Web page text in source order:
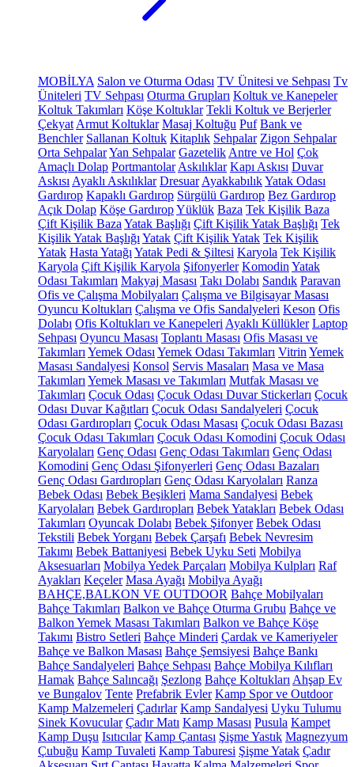
MOBİLYA Salon ve Oturma Odası TV Ünitesi ve Sehpası Tv
Üniteleri TV Sehpası Oturma Grupları Koltuk ve Kanepeler
Koltuk Takımları Köşe Koltuklar Tekli Koltuk ve Berjerler
Çekyat Armut Koltuklar Masaj Koltuğu Puf Bank ve
Benchler Sallanan Koltuk Kitaplık Sehpalar Zigon Sehpalar
Orta SehpalarYan Sehpalar Gazetelik Antre ve Hol Çok
Amaçlı Dolap Portmantolar Askılıklar Kapı Askısı Duvar
Askısı Ayaklı Askılıklar Dresuar AyakkabılıkYatak Odası
Gardırop Kapaklı Gardırop Sürgülü Gardırop Bez Gardırop
Açık Dolap Köşe GardıropYüklük Baza Tek Kişilik Baza
Çift Kişilik Baza Yatak Başlığı Çift Kişilik Yatak Başlığı Tek
Kişilik Yatak Başlığı Yatak Çift Kişilik Yatak Tek Kişilik
Yatak Hasta Yatağı Yatak Pedi & Şiltesi Karyola Tek Kişilik
Karyola Çift Kişilik Karyola Şifonyerler Komodin Yatak
Odası Takımları Makyaj Masası Takı Dolabı Sandık Paravan
Ofis ve Çalışma Mobilyaları Çalışma ve Bilgisayar Masası
Oyuncu Koltukları Çalışma ve Ofis Sandalyeleri Keson Ofis
Dolabı Ofis Koltukları ve Kanepeleri Ayaklı Küllükler Laptop
Sehpası Oyuncu Masası Toplantı Masası Ofis Masası ve
Takımları Yemek Odası Yemek Odası Takımları Vitrin Yemek
Masası Sandalyesi Konsol Servis Masaları Masa ve Masa
Takımları Yemek Masası ve Takımları Mutfak Masası ve
Takımları Çocuk Odası Çocuk Odası Duvar Stickerları Çocuk
Odası Duvar Kağıtları Çocuk Odası Sandalyeleri Çocuk
Odası Gardıropları Çocuk Odası Masası Çocuk Odası Bazası
Çocuk Odası Takımları Çocuk Odası Komodini Çocuk Odası
Karyolaları Genç Odası Genç Odası Takımları Genç Odası
Komodini Genç Odası Şifonyerleri Genç Odası Bazaları
Genç Odası Gardıropları Genç Odası Karyolaları Ranza
Bebek Odası Bebek Beşikleri Mama Sandalyesi Bebek
Karyolaları Bebek Gardıropları Bebek Yatakları Bebek Odası
Takımları Oyuncak Dolabı Bebek Şifonyer Bebek Odası
Tekstili Bebek Yorganı Bebek Çarşafı Bebek Nevresim
Takımı Bebek Battaniyesi Bebek Uyku Seti Mobilya
Aksesuarları Mobilya Yedek Parçaları Mobilya Kulpları Raf
Ayakları Keçeler Masa Ayağı Mobilya Ayağı
BAHÇE,BALKON VE OUTDOOR Bahçe Mobilyaları
Bahçe Takımları Balkon ve Bahçe Oturma Grubu Bahçe ve
Balkon Yemek Masası Takımları Balkon ve Bahçe Köşe
Takımı Bistro Setleri Bahçe Minderi Çardak ve Kameriyeler
Bahçe ve Balkon Masası Bahçe Şemsiyesi Bahçe Bankı
Bahçe Sandalyeleri Bahçe Sehpası Bahçe Mobilya Kılıfları
Hamak Bahçe Salıncağı Şezlong Bahçe Koltukları Ahşap Ev
ve Bungalov Tente Prefabrik Evler Kamp Spor ve Outdoor
Kamp Malzemeleri Çadırlar Kamp Sandalyesi Uyku Tulumu
Sinek Kovucular Çadır Matı Kamp Masası Pusula Kampet
Kamp Duşu Isıtıcılar Kamp Çantası Şişme Yastık Magnezyum
Çubuğu Kamp Tuvaleti Kamp Taburesi Şişme Yatak Çadır